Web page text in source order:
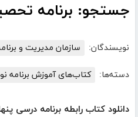
جستجو: برنامه
نویسندگان: سازمان مدیریت و
دسته‌ها: کتاب‌های آموزش برنامه
دانلود کتاب رابطه برنامه درسی